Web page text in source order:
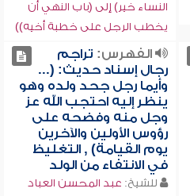
النساء خير) إلى (باب النهي أن
يخطب الرجل على خطبة أخيه))
الفهرس: تراجم
رجال إسناد حديث: (...
وأيما رجل جحد ولده وهو
ينظر إليه احتجب الله عز
وجل منه وفضحه على
رؤوس الأولين والآخرين
يوم القيامة) , التغليظ
في الانتفاء من الولد
للشيخ: عبد المحسن العباد